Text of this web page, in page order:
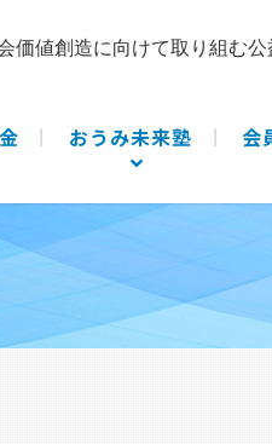
価値創造に向けて取り組む
おうみ未来塾 会